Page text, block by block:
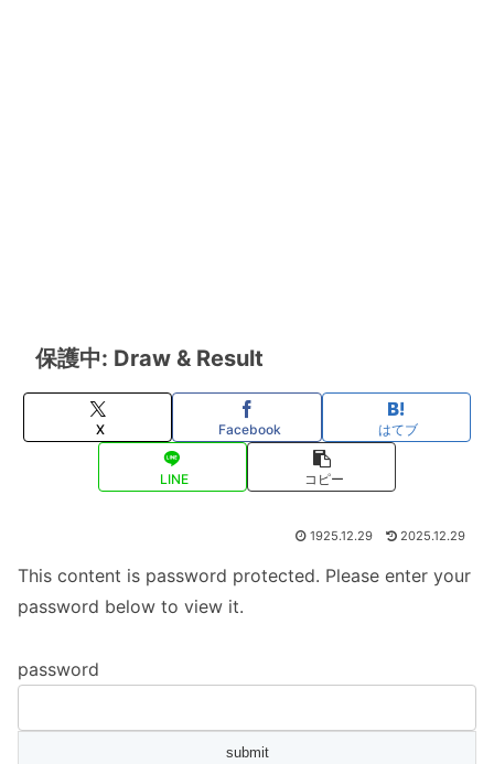
保護中: Draw & Result
X Facebook はてブ
LINE コピー
1925.12.29 2025.12.29
This content is password protected. Please enter your
password below to view it.
password